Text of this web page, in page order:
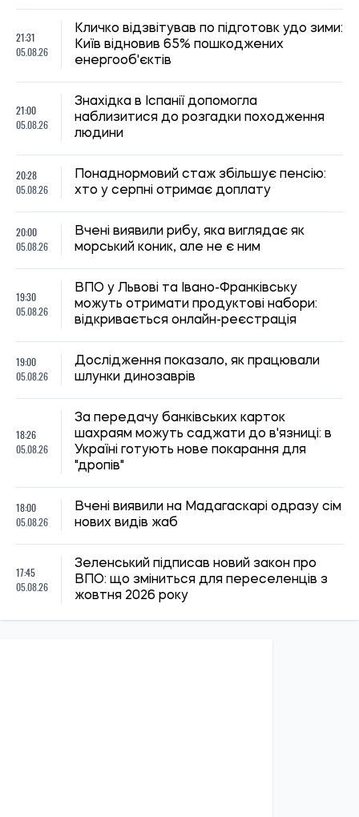
05.08.26
ВПО у Львові та Івано-Франківську
можуть отримати продуктові набори:
відкривається онлайн-реєстрація
19:00
Дослідження показало, як працювали
шлунки динозаврів
18:26
05.08.26
За передачу банківських карток
шахраям можуть саджати до в'язниці: в
Україні готують нове покарання для
"дропів"
18:00
05.08.26
Вчені виявили на Мадагаскарі одразу сім
нових видів жаб
17:45
05.08.26
Зеленський підписав новий закон про
ВПО: що зміниться для переселенців з
жовтня 2026 року